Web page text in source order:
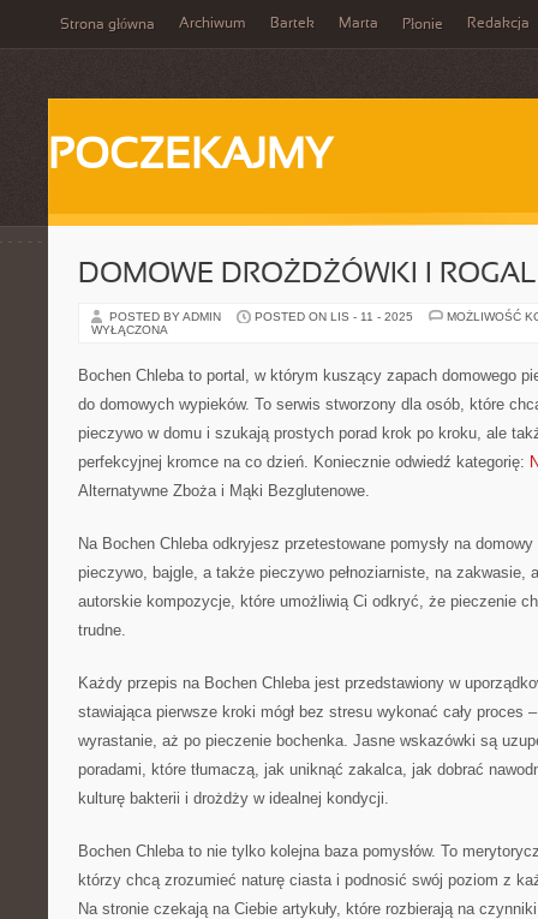
Strona główna Archiwum Bartek Marta Płonie Redakcja
POCZEKAJMY
DOMOWE DROŻDŻÓWKI I
POSTED BY ADMIN POSTED ON LIS - 11 - 2025
MOŻLIWOŚĆ
WYŁĄCZONA
Bochen Chleba to portal, w którym kuszący zapach domowego
do domowych wypieków. To serwis stworzony dla osób, które
pieczywo w domu i szukają prostych porad krok po kroku, ale
perfekcyjnej kromce na co dzień. Koniecznie odwiedź kategorię:
Alternatywne Zboża i Mąki Bezglutenowe.
Na Bochen Chleba odkryjesz przetestowane pomysły na
pieczywo, bajgle, a także pieczywo pełnoziarniste, na zakwasie,
autorskie kompozycje, które umożliwią Ci odkryć, że pieczenie
trudne.
Każdy przepis na Bochen Chleba jest przedstawiony w
stawiająca pierwsze kroki mógł bez stresu wykonać cały proces
wyrastanie, aż po pieczenie bochenka. Jasne wskazówki są
poradami, które tłumaczą, jak uniknąć zakalca, jak dobrać
kulturę bakterii i drożdży w idealnej kondycji.
Bochen Chleba to nie tylko kolejna baza pomysłów. To
którzy chcą zrozumieć naturę ciasta i podnosić swój poziom z
Na stronie czekają na Ciebie artykuły, które rozbierają na